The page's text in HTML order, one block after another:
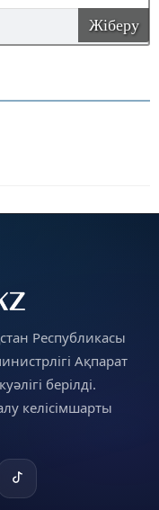
Жіберу
Республикасы
Ақпарат
берілді.
келісімшарты